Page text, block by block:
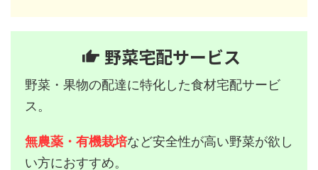
野菜宅配サービス
野菜・果物の配達に特化した食材宅配サービ
ス。
無農薬・有機栽培など安全性が高い野菜が欲し
い方におすすめ。